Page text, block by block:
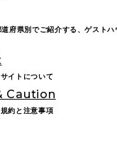
道府県別でご紹介する、ゲストハ
サイトについて
Caution
約と注意事項